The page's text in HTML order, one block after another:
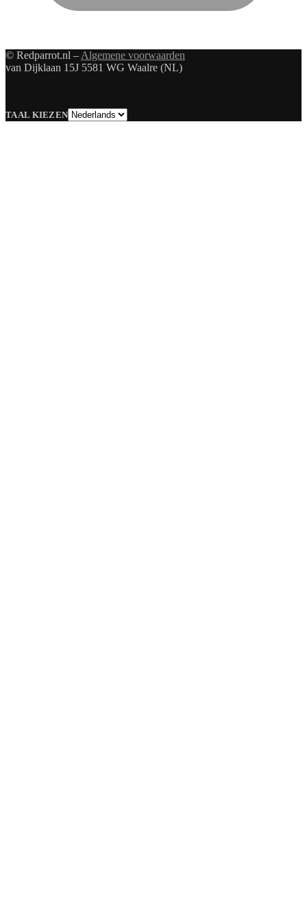
© Redparrot.nl – Algemene voorwaarden
van Dijklaan 15J 5581 WG Waalre (NL)
TAAL KIEZENTaal